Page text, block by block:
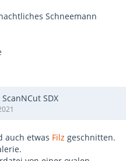
Schneemann
SDX
auch etwas Filz geschnitten.